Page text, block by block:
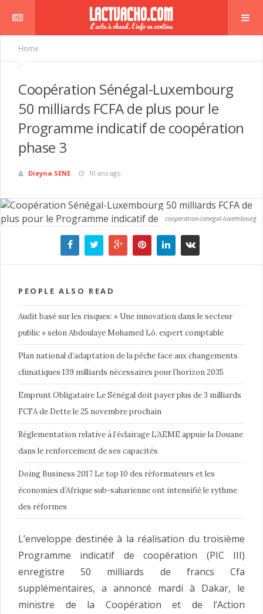
Home
Coopération Sénégal-Luxembourg
50 milliards FCFA de plus pour le
Programme indicatif de coopération
phase 3
Dieyna SENE 10 ans ago
cooperation-senegal-luxembourg
PEOPLE ALSO READ
Audit basé sur les risques: « Une innovation dans le secteur
public » selon Abdoulaye Mohamed Lô, expert comptable
Plan national d’adaptation de la pêche face aux changements
climatiques 139 milliards nécessaires pour l’horizon 2035
Emprunt Obligataire Le Sénégal doit payer plus de 3 milliards
FCFA de Dette le 25 novembre prochain
Réglementation relative à l’éclairage L’AEME appuie la Douane
dans le renforcement de ses capacités
Doing Business 2017 Le top 10 des réformateurs et les
économies d’Afrique sub-saharienne ont intensifié le rythme
des réformes
L’enveloppe destinée à la réalisation du troisième
Programme indicatif de coopération (PIC III)
enregistre 50 milliards de francs Cfa
supplémentaires, a annoncé mardi à Dakar, le
ministre de la Coopération et de l’Action